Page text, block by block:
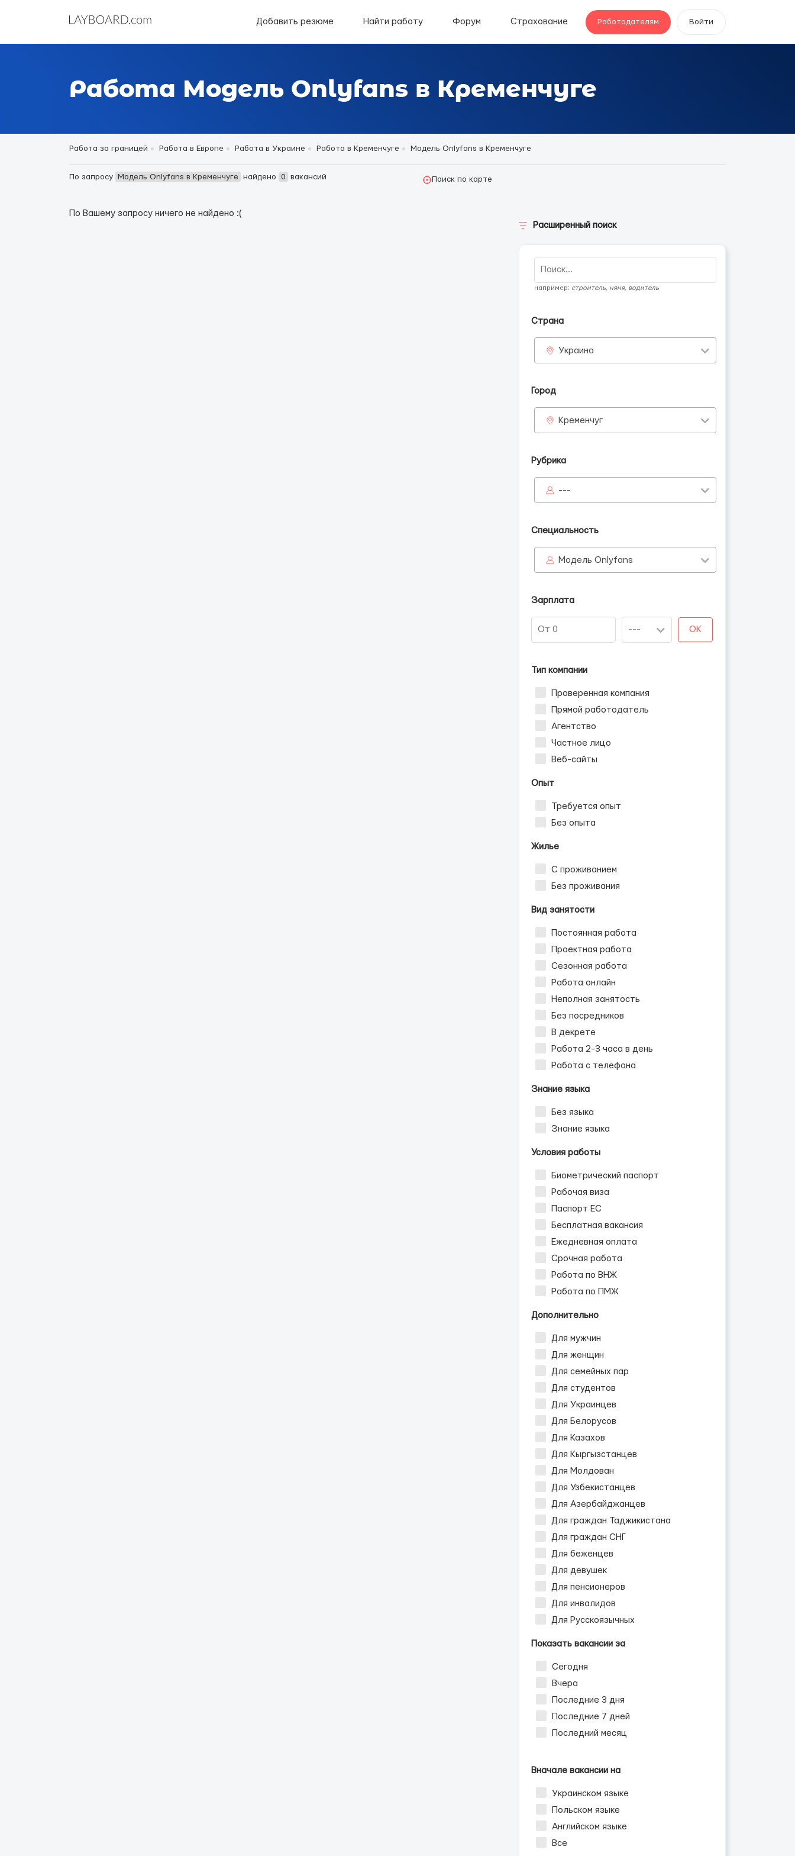
Добавить резюме Найти работу Форум Страхование Работодателям Войти
Работа Модель Onlyfans в Кременчуге
Работа за границей Работа в Европе Работа в Украине Работа в Кременчуге Модель Onlyfans в Кременчуге
По запросу Модель Onlyfans в Кременчуге найдено 0 вакансий Поиск по карте
По Вашему запросу ничего не найдено :(
Расширенный поиск
например: строитель, няня, водитель
Страна
Украина
Город
Кременчуг
Рубрика
---
Специальность
Модель Onlyfans
Зарплата
OK
Тип компании
Проверенная компания
Прямой работодатель
Агентство
Частное лицо
Веб-сайты
Опыт
Требуется опыт
Без опыта
Жилье
С проживанием
Без проживания
Вид занятости
Постоянная работа
Проектная работа
Сезонная работа
Работа онлайн
Неполная занятость
Без посредников
В декрете
Работа 2-3 часа в день
Работа с телефона
Знание языка
Без языка
Знание языка
Условия работы
Биометрический паспорт
Рабочая виза
Паспорт ЕС
Бесплатная вакансия
Ежедневная оплата
Срочная работа
Работа по ВНЖ
Работа по ПМЖ
Дополнительно
Для мужчин
Для женщин
Для семейных пар
Для студентов
Для Украинцев
Для Белорусов
Для Казахов
Для Кыргызстанцев
Для Молдован
Для Узбекистанцев
Для Азербайджанцев
Для граждан Таджикистана
Для граждан СНГ
Для беженцев
Для девушек
Для пенсионеров
Для инвалидов
Для Русскоязычных
Показать вакансии за
Сегодня
Вчера
Последние 3 дня
Последние 7 дней
Последний месяц
Вначале вакансии на
Украинском языке
Польском языке
Английском языке
Все